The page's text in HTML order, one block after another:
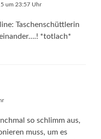
um 23:57 Uhr
Taschenschüttlerin
*totlach*
so schlimm aus,
muss, um es